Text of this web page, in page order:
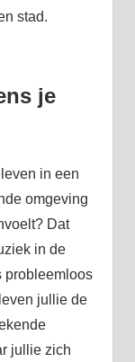
stad.
je
in een
omgeving
Dat
in de
probleemloos
jullie de
jullie zich